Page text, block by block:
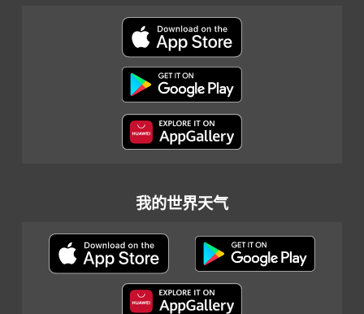
我的世界天气